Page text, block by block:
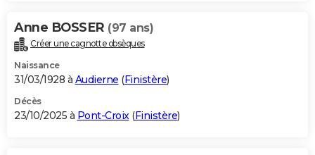
Anne BOSSER (97 ans)
Créer une cagnotte obsèques
Naissance
31/03/1928 à Audierne (Finistère)
Décès
23/10/2025 à Pont-Croix(Finistère)